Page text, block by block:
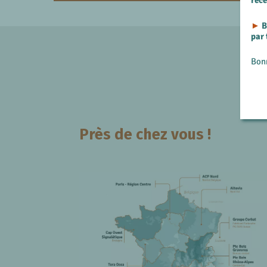
Près de chez vous !
►
par